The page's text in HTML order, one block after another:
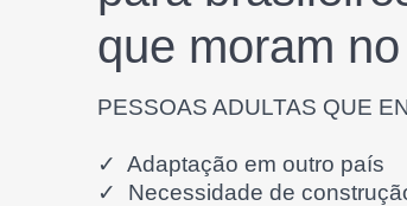
que moram
PESSOAS ADULTAS QUE
✓ Adaptação em outro país
✓ Necessidade de